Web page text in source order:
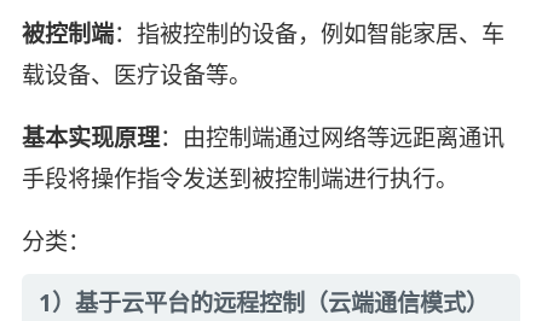
被控制端：指被控制的设备，例如智能家居、车
载设备、医疗设备等。
基本实现原理：由控制端通过网络等远距离通讯
手段将操作指令发送到被控制端进行执行。
分类：
1）基于云平台的远程控制（云端通信模式）